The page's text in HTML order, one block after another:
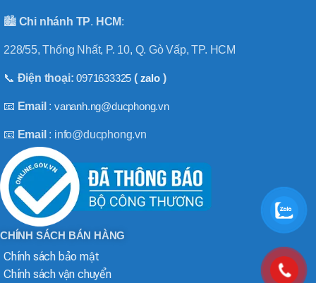
🏙️ Chi nhánh TP. HCM:
228/55, Thống Nhất, P. 10, Q. Gò Vấp, TP. HCM
📞 Điện thoại:0971633325 ( zalo)
📧 Email :vananh.ng@ducphong.vn
📧 Email : info@ducphong.vn
CHÍNH SÁCH BÁN HÀNG
Chính sách bảo mật
Chính sách vận chuyển